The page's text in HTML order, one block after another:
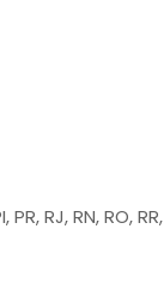
RJ, RN, RO, RR,